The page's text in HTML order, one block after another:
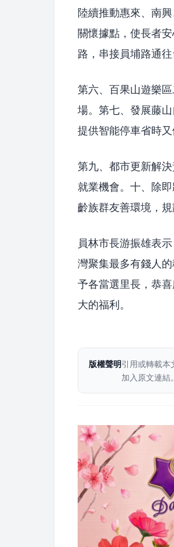
陸續推動惠來、南
關懷據點，使長者
路，串接員埔路通
第六、百果山遊樂
場。第七、發展藤
提供智能停車省時又
第九、都市更新解
就業機會。十、除
齡族群友善環境，
員林市長游振雄表
灣聚集最多有錢人
予各當選里長，恭
大的福利。
版權聲明引用或轉載本
加入原文連結。